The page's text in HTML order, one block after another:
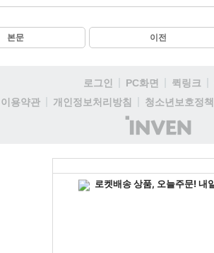
본문 이전
로그인 PC화면 퀵링크
이용약관
개인정보처리방침 청소년보호정책
(주)
인